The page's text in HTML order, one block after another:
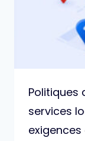
services